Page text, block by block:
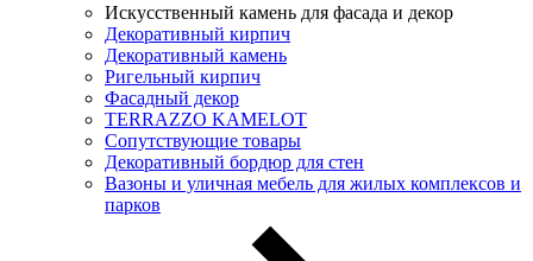
Искусственный камень для фасада и декор
Декоративный кирпич
Декоративный камень
Ригельный кирпич
Фасадный декор
TERRAZZO KAMELOT
Сопутствующие товары
Декоративный бордюр для стен
Вазоны и уличная мебель для жилых комплексов и
парков